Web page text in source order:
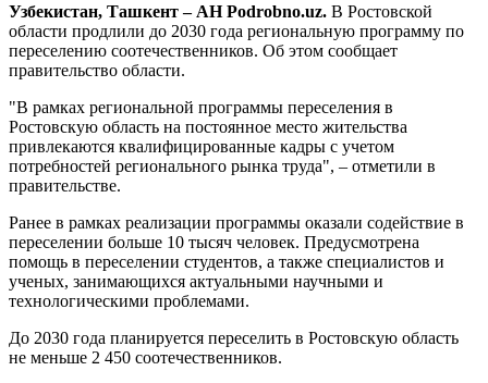
Узбекистан, Ташкент – АН Podrobno.uz. В Ростовской
области продлили до 2030 года региональную программу по
переселению соотечественников. Об этом сообщает
правительство области.
"В рамках региональной программы переселения в
Ростовскую область на постоянное место жительства
привлекаются квалифицированные кадры с учетом
потребностей регионального рынка труда", – отметили в
правительстве.
Ранее в рамках реализации программы оказали содействие в
переселении больше 10 тысяч человек. Предусмотрена
помощь в переселении студентов, а также специалистов и
ученых, занимающихся актуальными научными и
технологическими проблемами.
До 2030 года планируется переселить в Ростовскую область
не меньше 2 450 соотечественников.